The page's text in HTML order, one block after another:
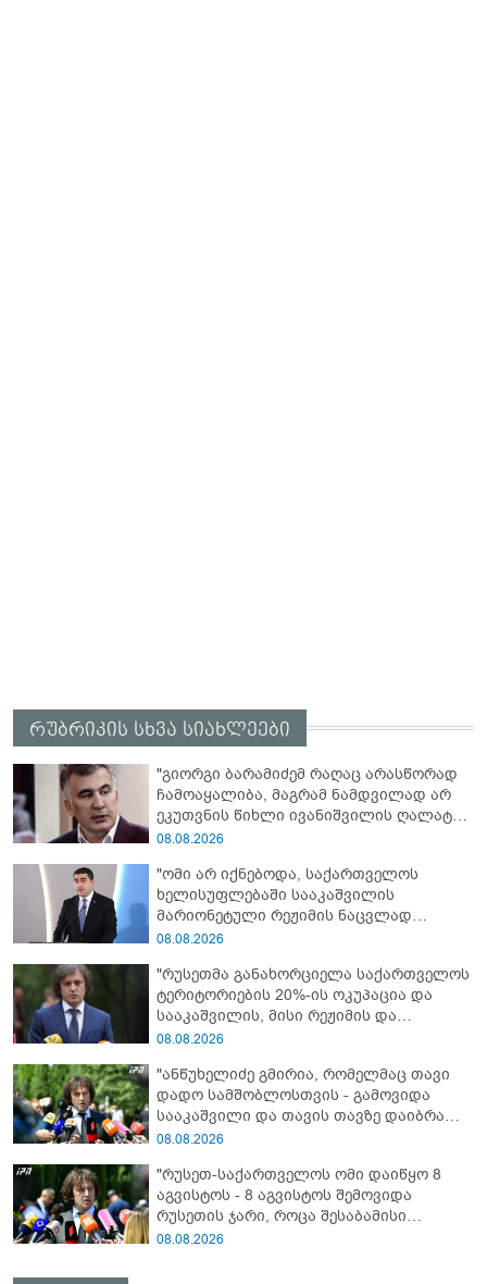
რუბრიკის სხვა სიახლეები
"გიორგი ბარამიძემ რაღაც არასწორად
ჩამოაყალიბა, მაგრამ ნამდვილად არ
ეკუთვნის წიხლი ივანიშვილის ღალატზე
დაფუძნებული დიქტატურის
მსმენია ქართველების მიერ ტყვეების
დახვრეტაზე"
08.08.2026
"ომი არ იქნებოდა, საქართველოს
ხელისუფლებაში სააკაშვილის
მარიონეტული რეჟიმის ნაცვლად
„ქართული ოცნების“ მსგავსი
2008 წლის ომი თუ არ იქნებოდა, დიდი
ალბათობით, არც უკრაინის ომი
იქნებოდა"
08.08.2026
"რუსეთმა განახორციელა საქართველოს
ტერიტორიების 20%-ის ოკუპაცია და
სააკაშვილის, მისი რეჟიმის და
„ნაცმოძრაობის“ ღალატი ვერანაირად
დანაშაული ჩვენი სახელმწიფოს წინაშე"
08.08.2026
"ანწუხელიძე გმირია, რომელმაც თავი
დადო სამშობლოსთვის - გამოვიდა
სააკაშვილი და თავის თავზე დაიბრალა
ანწუხელიძის გმირობა, სამარცხვინო
სააკაშვილისთვის შეგინებას თუ რაღაც
ამგვარს სთხოვდნენ მას"
08.08.2026
"რუსეთ-საქართველოს ომი დაიწყო 8
აგვისტოს - 8 აგვისტოს შემოვიდა
რუსეთის ჯარი, როცა შესაბამისი
განცხადება გააკეთა რუსეთის
08.08.2026